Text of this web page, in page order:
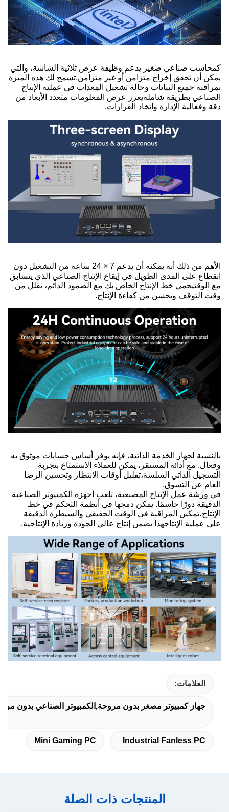
كمحاسب صناعي صغير يدعم وظيفة عرض ثلاثية الشاشة، والتي
يمكن أن تحقق إخراج متزامن أو غير متزامن.تسمح لك هذه الميزة
بمراقبة جميع البيانات وحالة تشغيل المعدات في عملية الإنتاج
الصناعي بطريقة شاملةيعزز عرض المعلومات متعدد الأبعاد من
دقة وفعالية الإدارة واتخاذ القرارات.
الأهم من ذلك أنه يمكنه أن يدعم 7 × 24 ساعة من التشغيل دون
انقطاع على المدى الطويل في إيقاع الإنتاج الصناعي الذي يتسابق
مع الوقتيحمي خط الإنتاج الخاص بك مع الصمود الدائم، يقلل من
وقت التوقف ويحسن من كفاءة الإنتاج.
بالنسبة لجهاز الخدمة الذاتية، فإنه يوفر أساس حسابات موثوق به
وفعال. مع أدائه المستقر، يمكن للعملاء الاستمتاع بتجربة
التسجيل الذاتي السلسة،تقليل أوقات الانتظار وتحسين الرضا
العام عن التسوق.
في ورشة عمل الإنتاج المصنعية، تلعب أجهزة الكمبيوتر الصناعية
الدقيقة دورًا حاسمًا. يمكن دمجها في أنظمة التحكم في خط
الإنتاج،تمكين المراقبة في الوقت الحقيقي والسيطرة الدقيقة
على عملية الإنتاجهذا يضمن إنتاج عالي الجودة وزيادة الإنتاجية.
العلامات:
جهاز كمبيوتر مصغر بدون مروحة,الكمبيوتر الصناعي بدون
Industrial Fanless PC
Mini Gaming PC
المنتجات ذات الصلة